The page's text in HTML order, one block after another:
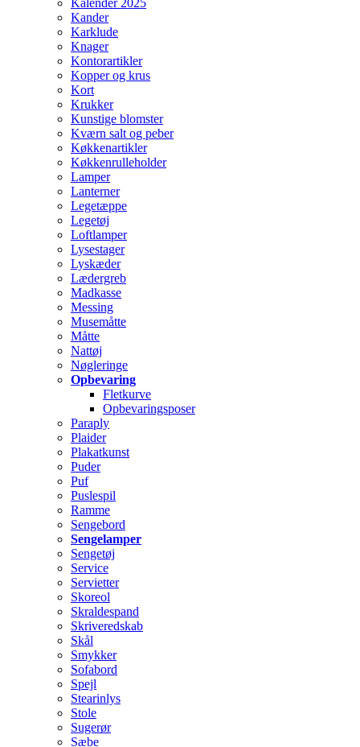
Kalender 2025
Kander
Karklude
Knager
Kontorartikler
Kopper og krus
Kort
Krukker
Kunstige blomster
Kværn salt og peber
Køkkenartikler
Køkkenrulleholder
Lamper
Lanterner
Legetæppe
Legetøj
Loftlamper
Lysestager
Lyskæder
Lædergreb
Madkasse
Messing
Musemåtte
Måtte
Nattøj
Nøgleringe
Opbevaring
Fletkurve
Opbevaringsposer
Paraply
Plaider
Plakatkunst
Puder
Puf
Puslespil
Ramme
Sengebord
Sengelamper
Sengetøj
Service
Servietter
Skoreol
Skraldespand
Skriveredskab
Skål
Smykker
Sofabord
Spejl
Stearinlys
Stole
Sugerør
Sæbe